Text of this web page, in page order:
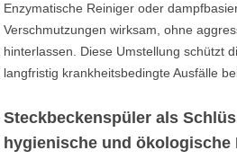
Enzymatische Reiniger oder
Verschmutzungen wirksam, ohne
hinterlassen. Diese Umstellung schützt
langfristig krankheitsbedingte Ausfälle
Steckbeckenspüler als
hygienische und ökologische